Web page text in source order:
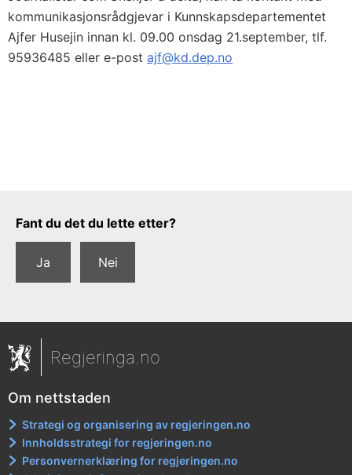
kommunikasjonsrådgjevar i Kunnskapsdepartementet
Ajfer Husejin innan kl. 09.00 onsdag 21.september, tlf.
95936485 eller e-post ajf@kd.dep.no
Tilbakemeldingsskjema
Fant du det du lette etter?
Ja Nei
Regjeringa.no
Om nettstaden
Strategi og organisering av regjeringen.no
Innholdsstrategi for regjeringen.no
Personvernerklæring for regjeringen.no